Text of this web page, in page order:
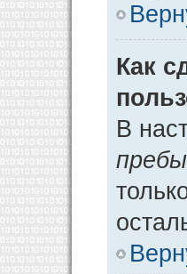
Как
В